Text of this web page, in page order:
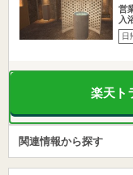
営
入
日
楽天ト
関連情報から探す